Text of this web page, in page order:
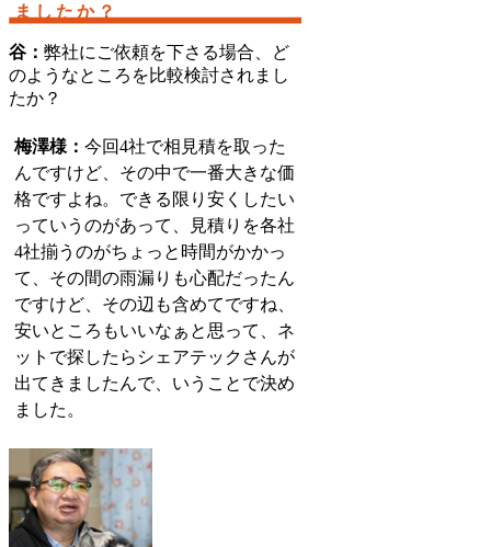
ましたか？
谷： 弊社にご依頼を下さる場合、ど
のようなところを比較検討されまし
たか？
梅澤様： 今回4社で相見積を取った
んですけど、その中で一番大きな価
格ですよね。できる限り安くしたい
っていうのがあって、見積りを各社
4社揃うのがちょっと時間がかかっ
て、その間の雨漏りも心配だったん
ですけど、その辺も含めてですね、
安いところもいいなぁと思って、ネ
ットで探したらシェアテックさんが
出てきましたんで、いうことで決め
ました。